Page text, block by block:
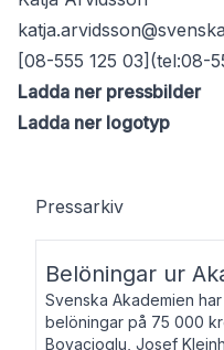
[08-555 125 03](tel:08-
Ladda ner pressbilder
Ladda ner logotyp
Pressarkiv
Belöningar ur
Svenska Akademien
belöningar på 75 000
Boyacioglu, Josef